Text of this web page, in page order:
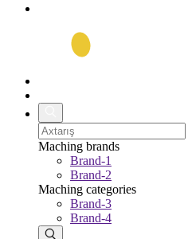
Maching brands
Brand-1
Brand-2
Maching categories
Brand-3
Brand-4